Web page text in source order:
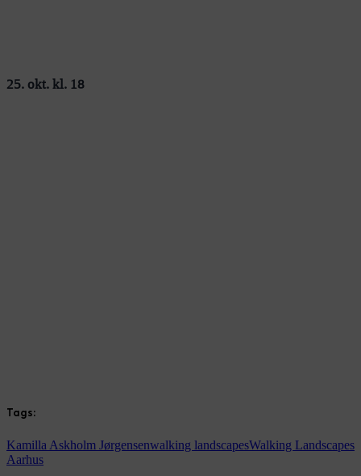
25. okt. kl. 18
Tags:
Kamilla Askholm Jørgensenwalking landscapesWalking Landscapes
Aarhus